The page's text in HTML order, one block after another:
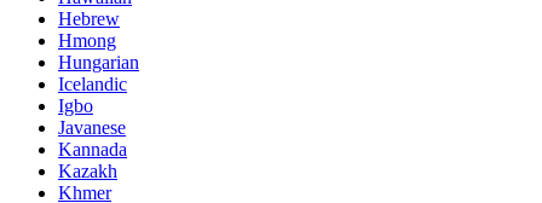
Hebrew
Hmong
Hungarian
Icelandic
Igbo
Javanese
Kannada
Kazakh
Khmer